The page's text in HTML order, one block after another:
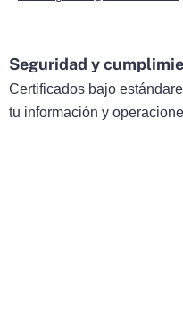
Seguridad y
Certificados bajo
tu información y